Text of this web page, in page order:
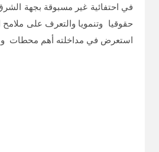
حقوقيا وتنمويا والتعرف على
استعرض في مداخلته أهم محطات